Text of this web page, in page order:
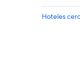
Hoteles